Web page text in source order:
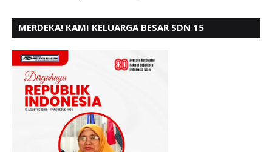
MERDEKA! KAMI KELUARGA BESAR SDN 15